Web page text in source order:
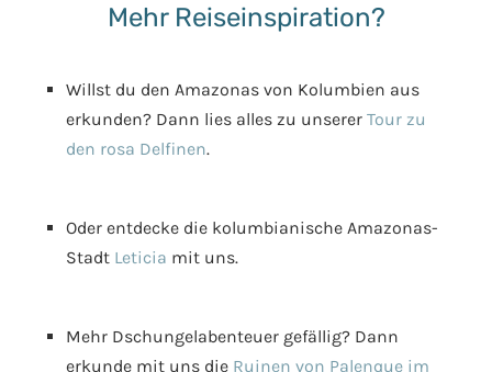
Mehr Reiseinspiration?
Willst du den Amazonas von Kolumbien aus
erkunden? Dann lies alles zu unserer Tour zu
den rosa Delfinen.
Oder entdecke die kolumbianische Amazonas-
Stadt Leticia mit uns.
Mehr Dschungelabenteuer gefällig? Dann
erkunde mit uns die Ruinen von Palenque im